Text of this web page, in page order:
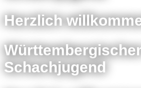
Herzlich
Schachjugend